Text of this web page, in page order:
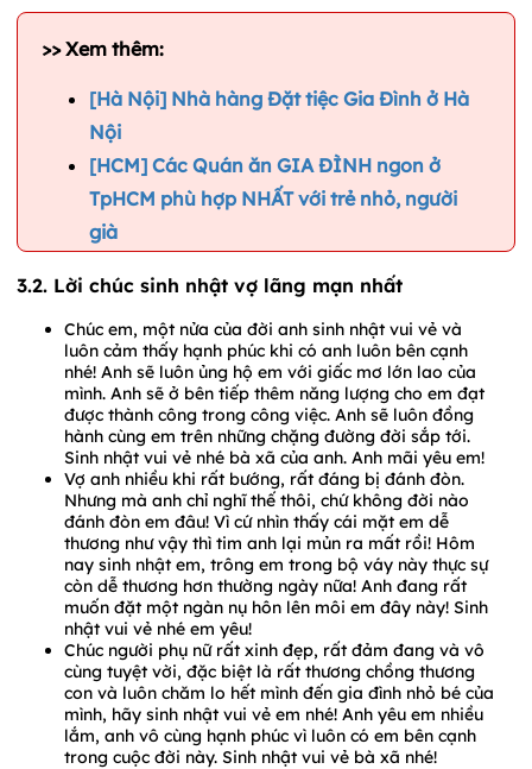
>> Xem thêm:
[Hà Nội] Nhà hàng Đặt tiệc Gia Đình ở Hà
Nội
[HCM] Các Quán ăn GIA ĐÌNH ngon ở
TpHCM phù hợp NHẤT với trẻ nhỏ, người
già
3.2. Lời chúc sinh nhật vợ lãng mạn nhất
Chúc em, một nửa của đời anh sinh nhật vui vẻ và
luôn cảm thấy hạnh phúc khi có anh luôn bên cạnh
nhé! Anh sẽ luôn ủng hộ em với giấc mơ lớn lao của
mình. Anh sẽ ở bên tiếp thêm năng lượng cho em đạt
được thành công trong công việc. Anh sẽ luôn đồng
hành cùng em trên những chặng đường đời sắp tới.
Sinh nhật vui vẻ nhé bà xã của anh. Anh mãi yêu em!
Vợ anh nhiều khi rất bướng, rất đáng bị đánh đòn.
Nhưng mà anh chỉ nghĩ thế thôi, chứ không đời nào
đánh đòn em đâu! Vì cứ nhìn thấy cái mặt em dễ
thương như vậy thì tim anh lại mủn ra mất rồi! Hôm
nay sinh nhật em, trông em trong bộ váy này thực sự
còn dễ thương hơn thường ngày nữa! Anh đang rất
muốn đặt một ngàn nụ hôn lên môi em đây này! Sinh
nhật vui vẻ nhé em yêu!
Chúc người phụ nữ rất xinh đẹp, rất đảm đang và vô
cùng tuyệt vời, đặc biệt là rất thương chồng thương
con và luôn chăm lo hết mình đến gia đình nhỏ bé của
mình, hãy sinh nhật vui vẻ em nhé! Anh yêu em nhiều
lắm, anh vô cùng hạnh phúc vì luôn có em bên cạnh
trong cuộc đời này. Sinh nhật vui vẻ bà xã nhé!